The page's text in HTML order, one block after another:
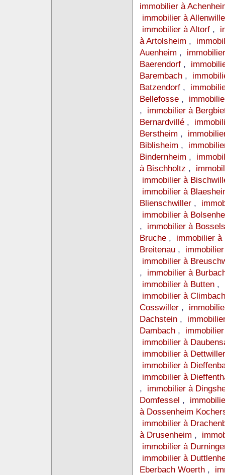
immobilier à
immobilier à
immobilier à Altorf ,
à Artolsheim ,
Auenheim ,
Baerendorf ,
Barembach ,
Batzendorf ,
Bellefosse ,
, immobilier à
Bernardvillé ,
Berstheim ,
Biblisheim ,
Bindernheim ,
à Bischholtz ,
immobilier à
immobilier à
Blienschwiller ,
immobilier à
, immobilier à
Bruche , immobilier
Breitenau ,
immobilier à
, immobilier à
immobilier à Butten ,
immobilier à
Cosswiller ,
Dachstein ,
Dambach ,
immobilier à
immobilier à
immobilier à
immobilier à
, immobilier à
Domfessel ,
à Dossenheim
immobilier à
à Drusenheim ,
immobilier à
immobilier à
Eberbach Woerth ,